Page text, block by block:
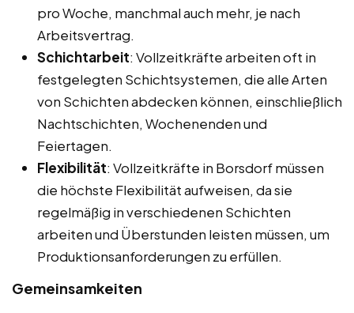
pro Woche, manchmal auch mehr, je nach
Arbeitsvertrag.
Schichtarbeit: Vollzeitkräfte arbeiten oft in
festgelegten Schichtsystemen, die alle Arten
von Schichten abdecken können, einschließlich
Nachtschichten, Wochenenden und
Feiertagen.
Flexibilität: Vollzeitkräfte in Borsdorf müssen
die höchste Flexibilität aufweisen, da sie
regelmäßig in verschiedenen Schichten
arbeiten und Überstunden leisten müssen, um
Produktionsanforderungen zu erfüllen.
Gemeinsamkeiten